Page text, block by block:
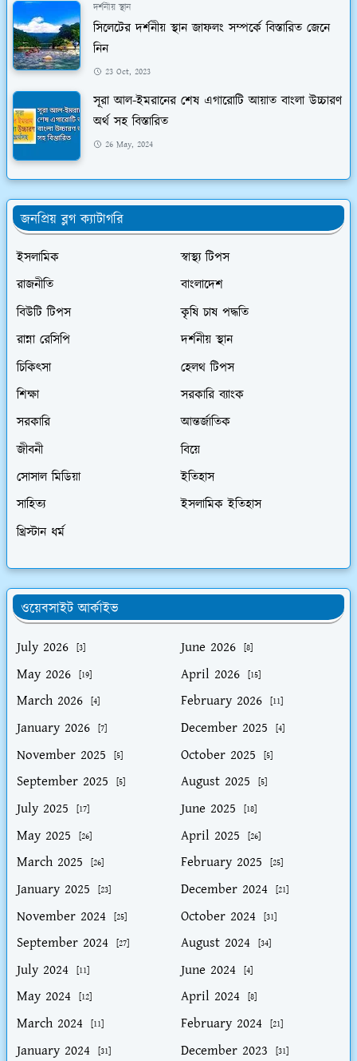
দর্শনীয় স্থান
সিলেটের দর্শনীয় স্থান জাফলং সম্পর্কে বিস্তারিত জেনে
নিন
23 Oct, 2023
সূরা আল-ইমরানের শেষ এগারোটি আয়াত বাংলা উচ্চারণ
অর্থ সহ বিস্তারিত
26 May, 2024
জনপ্রিয় ব্লগ ক্যাটাগরি
ইসলামিক
স্বাস্থ্য টিপস
রাজনীতি
বাংলাদেশ
বিউটি টিপস
কৃষি চাষ পদ্ধতি
রান্না রেসিপি
দর্শনীয় স্থান
চিকিৎসা
হেলথ টিপস
শিক্ষা
সরকারি ব্যাংক
সরকারি
আন্তর্জাতিক
জীবনী
বিয়ে
সোসাল মিডিয়া
ইতিহাস
সাহিত্য
ইসলামিক ইতিহাস
খ্রিস্টান ধর্ম
ওয়েবসাইট আর্কাইভ
July 2026
[3] June 2026 [8]
May 2026 [19] April 2026 [15]
March 2026 [4] February 2026 [11]
January 2026 [7] December 2025 [4]
November 2025 [5] October 2025 [5]
September 2025 [5] August 2025 [5]
July 2025 [17] June 2025 [18]
May 2025 [26] April 2025 [26]
March 2025 [26] February 2025 [25]
January 2025 [23] December 2024 [21]
November 2024 [25] October 2024 [31]
September 2024 [27] August 2024 [34]
July 2024 [11] June 2024 [4]
May 2024 [12] April 2024 [8]
March 2024 [11] February 2024 [21]
January 2024 [31] December 2023 [31]